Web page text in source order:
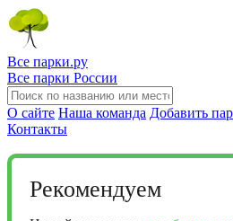
Все парки.ру
Все парки России
О сайте Наша команда Добавить
Контакты
Рекомендуем